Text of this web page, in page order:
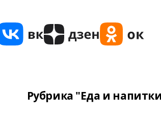
Рубрика "Еда и